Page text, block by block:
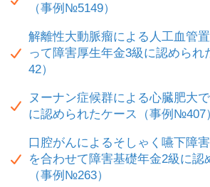
（事例№5149）
解離性大動脈瘤による人工血管
って障害厚生年金3級に認めら
42）
ヌーナン症候群による心臓肥大
に認められたケース（事例№407
口腔がんによるそしゃく嚥下障
を合わせて障害基礎年金2級に認
（事例№263）